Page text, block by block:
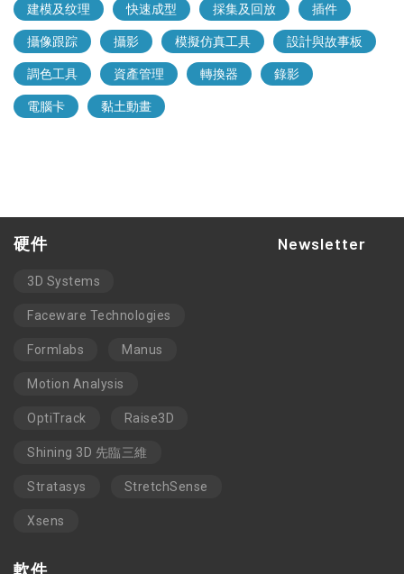
建模及纹理 快速成型 採集及回放 插件
攝像跟踪 攝影 模擬仿真工具 設計與故事板
調色工具 資產管理 轉換器 錄影
電腦卡 黏土動畫
硬件
3D Systems
Faceware Technologies
Formlabs Manus
Motion Analysis
OptiTrack Raise3D
Shining 3D 先臨三維
Stratasys StretchSense
Xsens
軟件
Newsletter